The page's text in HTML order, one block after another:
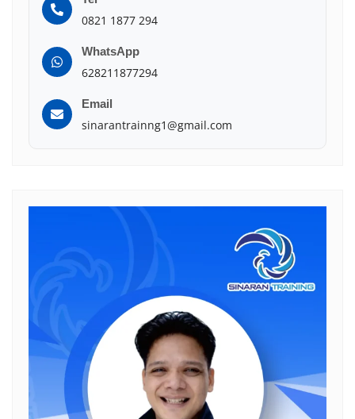
0821 1877 294
WhatsApp
628211877294
Email
sinarantrainng1@gmail.com